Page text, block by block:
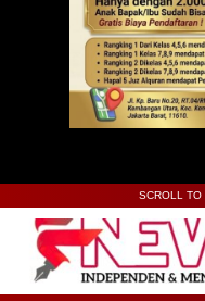
SCROLL TO